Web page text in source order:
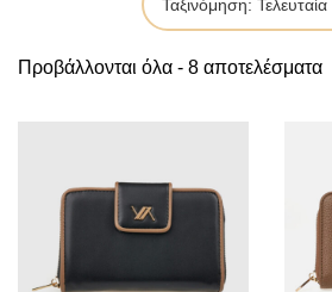
Προβάλλονται όλα - 8 αποτελέσματα
by